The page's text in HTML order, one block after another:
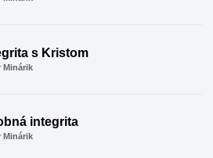
s Kristom
Minárik
integrita
Minárik